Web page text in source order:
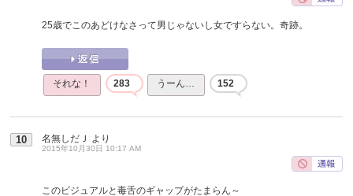
25歳でこのあどけなさって男じゃないし女ですらない。奇跡。
それな！ 283 うーん… 152
10 名無しだＪ より
2015年10月30日 10:17 AM
このビジュアルと毒舌のギャップがたまらん～